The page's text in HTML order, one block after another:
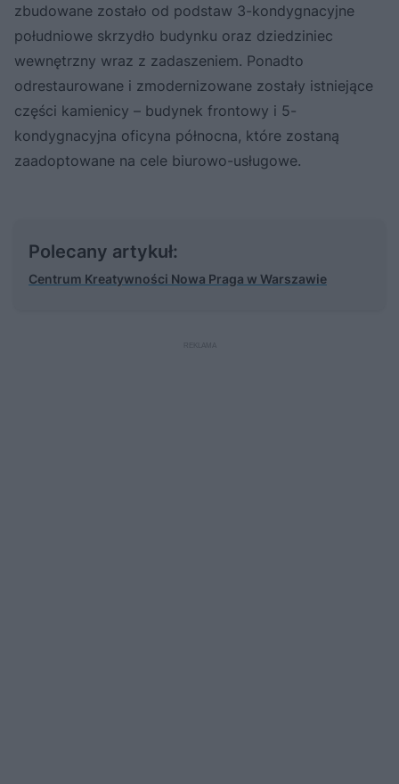
zbudowane zostało od podstaw 3-kondygnacyjne
południowe skrzydło budynku oraz dziedziniec
wewnętrzny wraz z zadaszeniem. Ponadto
odrestaurowane i zmodernizowane zostały istniejące
części kamienicy – budynek frontowy i 5-
kondygnacyjna oficyna północna, które zostaną
zaadoptowane na cele biurowo-usługowe.
Polecany artykuł:
Centrum Kreatywności Nowa Praga w Warszawie